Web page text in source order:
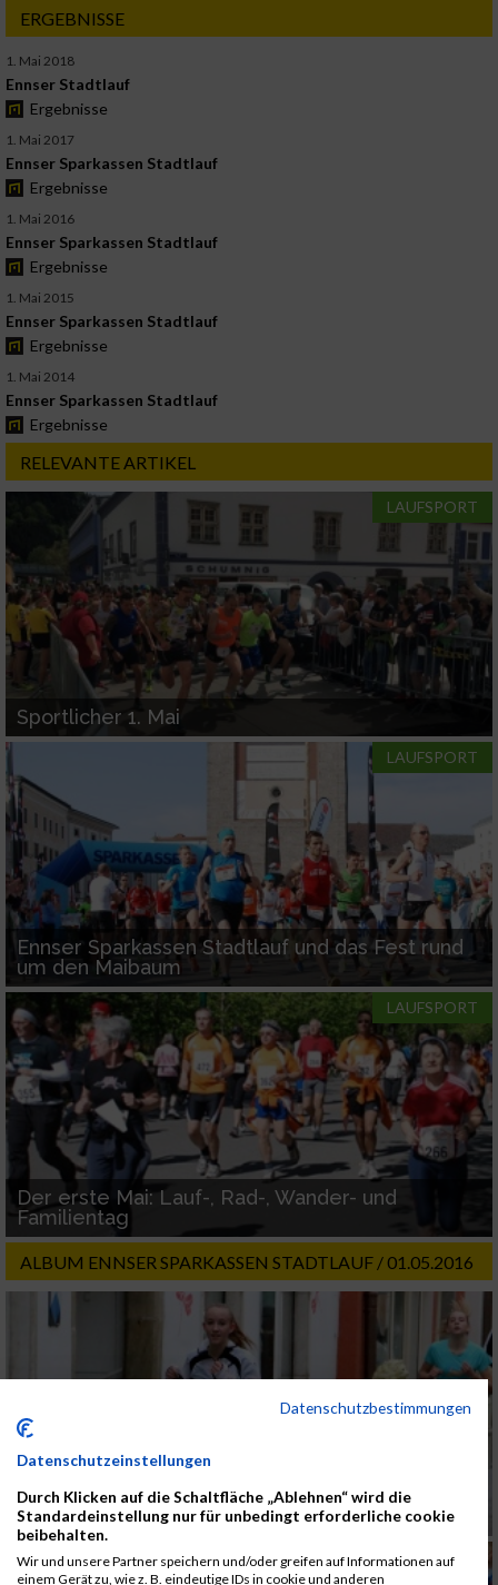
ERGEBNISSE
1. Mai 2018
Ennser Stadtlauf
Ergebnisse
1. Mai 2017
Ennser Sparkassen Stadtlauf
Ergebnisse
1. Mai 2016
Ennser Sparkassen Stadtlauf
Ergebnisse
1. Mai 2015
Ennser Sparkassen Stadtlauf
Ergebnisse
1. Mai 2014
Ennser Sparkassen Stadtlauf
Ergebnisse
RELEVANTE ARTIKEL
LAUFSPORT
Sportlicher 1. Mai
LAUFSPORT
Ennser Sparkassen Stadtlauf und das Fest rund
um den Maibaum
LAUFSPORT
Der erste Mai: Lauf-, Rad-, Wander- und
Familientag
ALBUM ENNSER SPARKASSEN STADTLAUF / 01.05.2016
Datenschutzbestimmungen
Datenschutzeinstellungen
Durch Klicken auf die Schaltfläche „Ablehnen“ wird die
Standardeinstellung nur für unbedingt erforderliche cookie
beibehalten.
Wir und unsere Partner speichern und/oder greifen auf Informationen auf
einem Gerät zu, wie z. B. eindeutige IDs in cookie und anderen